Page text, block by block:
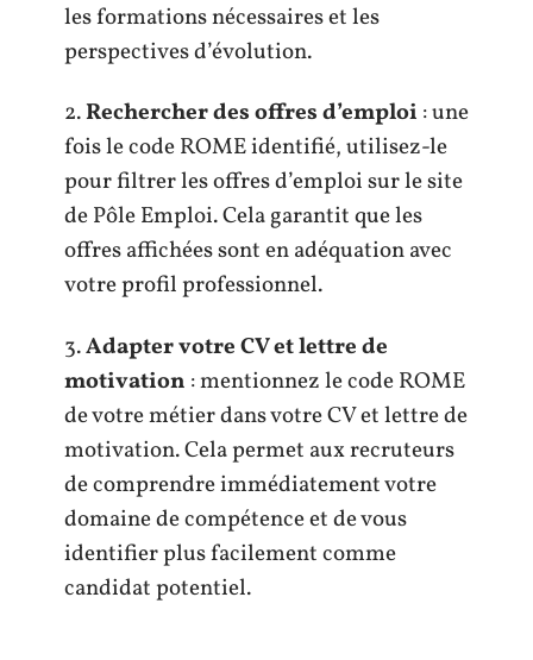
les formations nécessaires et les
perspectives d’évolution.
2.Rechercher des offres d’emploi : une
fois le code ROME identifié, utilisez-le
pour filtrer les offres d’emploi sur le site
de Pôle Emploi. Cela garantit que les
offres affichées sont en adéquation avec
votre profil professionnel.
3.Adapter votre CV et lettre de
motivation : mentionnez le code ROME
de votre métier dans votre CV et lettre de
motivation. Cela permet aux recruteurs
de comprendre immédiatement votre
domaine de compétence et de vous
identifier plus facilement comme
candidat potentiel.